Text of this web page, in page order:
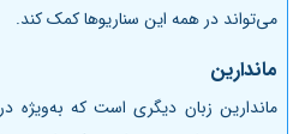
می‌تواند در همه این سناریوها کمک کند.
ماندارین
ماندارین زبان دیگری است که به‌ویژه